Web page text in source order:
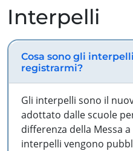
Interpelli
Cosa sono gli
registrarmi?
Gli interpelli sono il
adottato dalle scuole
differenza della Messa
interpelli vengono